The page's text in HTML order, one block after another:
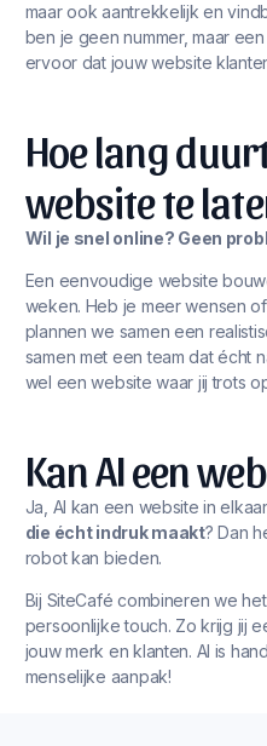
maar ook aantrekkelijk en
ben je geen nummer, maar
ervoor dat jouw website
Hoe lang
website te
Wil je snel online? Geen
Een eenvoudige website
weken. Heb je meer wensen
plannen we samen een
samen met een team dat écht
wel een website waar jij trots
Kan AI een
Ja, AI kan een website in
die écht indruk maakt? Dan
robot kan bieden.
Bij SiteCafé combineren we
persoonlijke touch. Zo krijg jij
jouw merk en klanten. AI is
menselijke aanpak!